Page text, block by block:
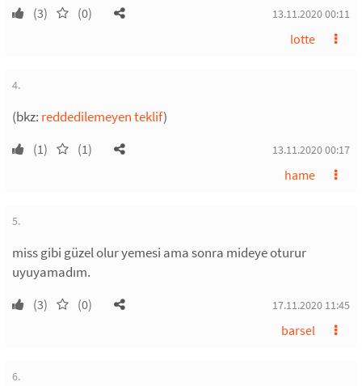
(3) (0) 13.11.2020 00:11
lotte
4.
(bkz: reddedilemeyen teklif)
(1) (1) 13.11.2020 00:17
hame
5.
miss gibi güzel olur yemesi ama sonra mideye oturur
uyuyamadım.
(3) (0) 17.11.2020 11:45
barsel
6.